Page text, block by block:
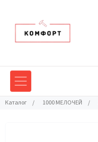
Каталог / 1000 МЕЛОЧЕЙ /